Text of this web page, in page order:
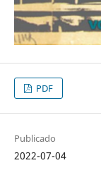
PDF
Publicado
2022-07-04